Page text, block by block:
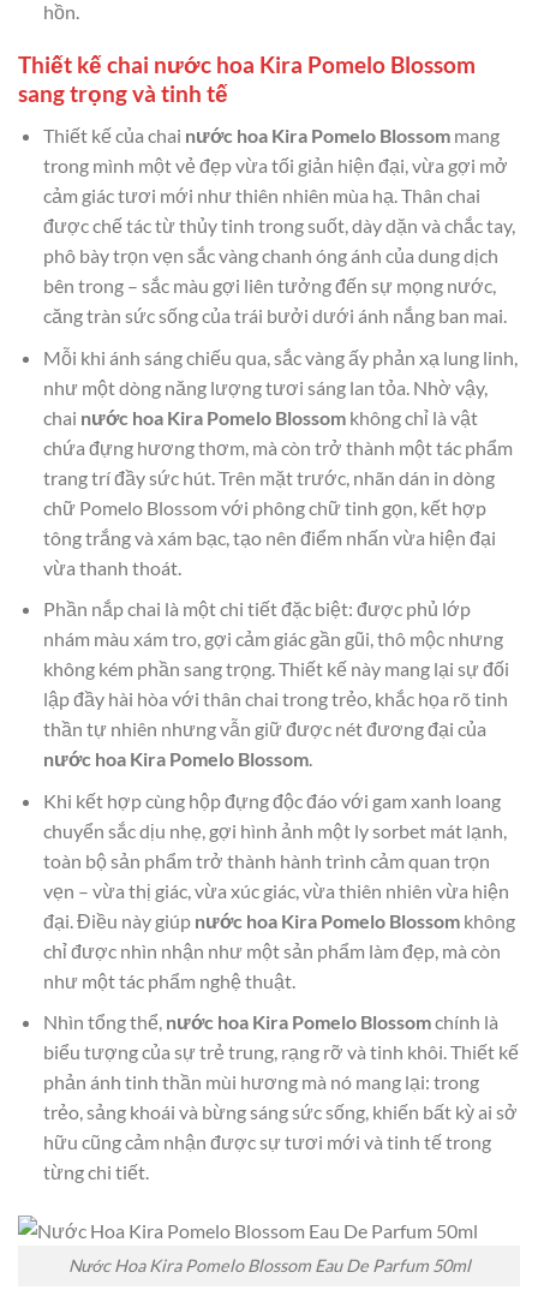
hồn.
Thiết kế chai nước hoa Kira Pomelo Blossom
sang trọng và tinh tế
Thiết kế của chai nước hoa Kira Pomelo Blossommang
trong mình một vẻ đẹp vừa tối giản hiện đại, vừa gợi mở
cảm giác tươi mới như thiên nhiên mùa hạ. Thân chai
được chế tác từ thủy tinh trong suốt, dày dặn và chắc tay,
phô bày trọn vẹn sắc vàng chanh óng ánh của dung dịch
bên trong – sắc màu gợi liên tưởng đến sự mọng nước,
căng tràn sức sống của trái bưởi dưới ánh nắng ban mai.
Mỗi khi ánh sáng chiếu qua, sắc vàng ấy phản xạ lung linh,
như một dòng năng lượng tươi sáng lan tỏa. Nhờ vậy,
chai nước hoa Kira Pomelo Blossomkhông chỉ là vật
chứa đựng hương thơm, mà còn trở thành một tác phẩm
trang trí đầy sức hút. Trên mặt trước, nhãn dán in dòng
chữ Pomelo Blossom với phông chữ tinh gọn, kết hợp
tông trắng và xám bạc, tạo nên điểm nhấn vừa hiện đại
vừa thanh thoát.
Phần nắp chai là một chi tiết đặc biệt: được phủ lớp
nhám màu xám tro, gợi cảm giác gần gũi, thô mộc nhưng
không kém phần sang trọng. Thiết kế này mang lại sự đối
lập đầy hài hòa với thân chai trong trẻo, khắc họa rõ tinh
thần tự nhiên nhưng vẫn giữ được nét đương đại của
nước hoa Kira Pomelo Blossom.
Khi kết hợp cùng hộp đựng độc đáo với gam xanh loang
chuyển sắc dịu nhẹ, gợi hình ảnh một ly sorbet mát lạnh,
toàn bộ sản phẩm trở thành hành trình cảm quan trọn
vẹn – vừa thị giác, vừa xúc giác, vừa thiên nhiên vừa hiện
đại. Điều này giúp nước hoa Kira Pomelo Blossomkhông
chỉ được nhìn nhận như một sản phẩm làm đẹp, mà còn
như một tác phẩm nghệ thuật.
Nhìn tổng thể, nước hoa Kira Pomelo Blossomchính là
biểu tượng của sự trẻ trung, rạng rỡ và tinh khôi. Thiết kế
phản ánh tinh thần mùi hương mà nó mang lại: trong
trẻo, sảng khoái và bừng sáng sức sống, khiến bất kỳ ai sở
hữu cũng cảm nhận được sự tươi mới và tinh tế trong
từng chi tiết.
Nước Hoa Kira Pomelo Blossom Eau De Parfum 50ml